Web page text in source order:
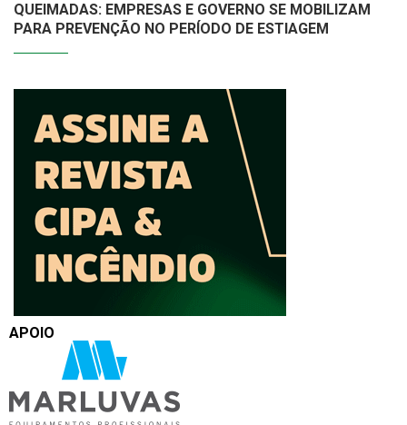
QUEIMADAS: EMPRESAS E GOVERNO SE MOBILIZAM
PARA PREVENÇÃO NO PERÍODO DE ESTIAGEM
APOIO